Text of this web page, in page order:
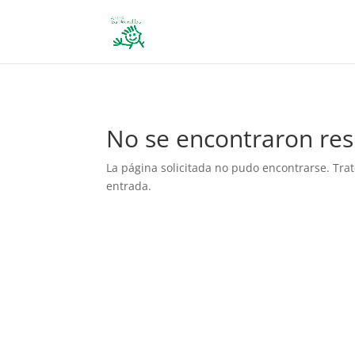
No se encontraron
La página solicitada no pudo encontrarse.
entrada.